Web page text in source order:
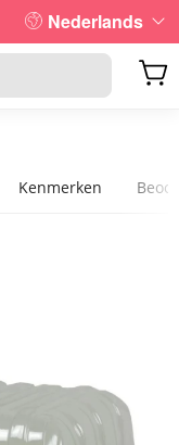
Nederlands
Kenmerken